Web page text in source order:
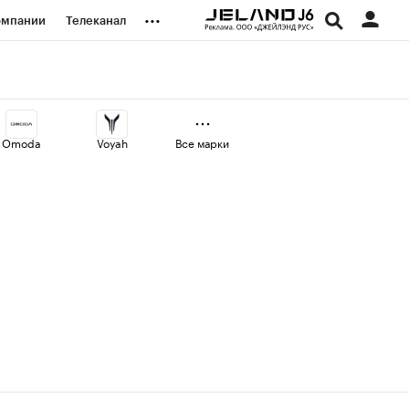
Телеканал ...
Omoda Voyah Все марки